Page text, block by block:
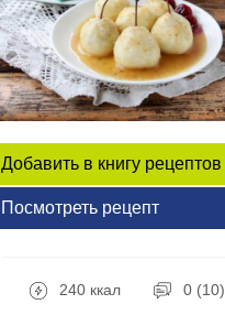
Добавить в книгу рецептов
Посмотреть рецепт
240 ккал 0 (10)